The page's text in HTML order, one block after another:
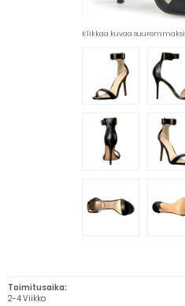
Klikkaa kuvaa suuremmaksi
Toimitusaika:
2-4 Viikko